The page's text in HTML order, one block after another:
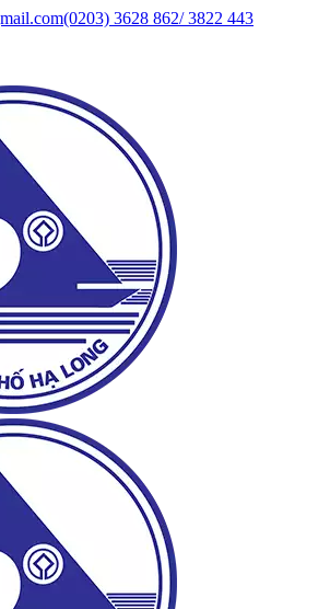
(0203) 3628 862/ 3822 443